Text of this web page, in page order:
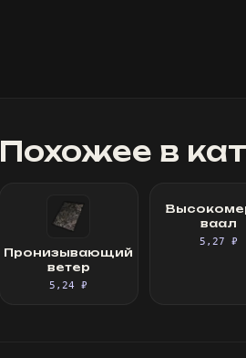
Похожее в
Пронизывающий
ветер
5,24 ₽
ваал
5,27 ₽